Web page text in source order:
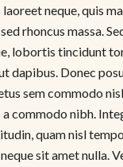
neque, quis
rhoncus massa.
lobortis tincidunt
dapibus. Donec
sem commodo
a commodo nibh.
quam nisl
sit amet nulla.